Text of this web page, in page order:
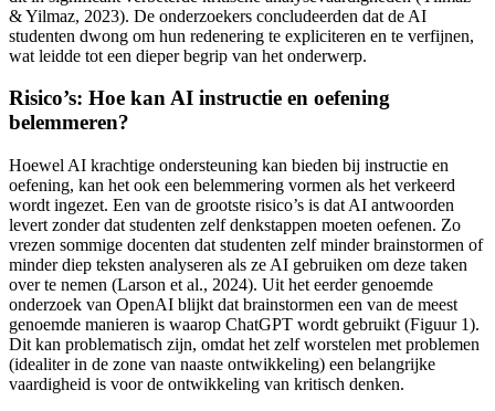
& Yilmaz, 2023). De onderzoekers concludeerden dat de AI
studenten dwong om hun redenering te expliciteren en te verfijnen,
wat leidde tot een dieper begrip van het onderwerp.
Risico’s: Hoe kan AI instructie en oefening
belemmeren?
Hoewel AI krachtige ondersteuning kan bieden bij instructie en
oefening, kan het ook een belemmering vormen als het verkeerd
wordt ingezet. Een van de grootste risico’s is dat AI antwoorden
levert zonder dat studenten zelf denkstappen moeten oefenen. Zo
vrezen sommige docenten dat studenten zelf minder brainstormen of
minder diep teksten analyseren als ze AI gebruiken om deze taken
over te nemen (Larson et al., 2024). Uit het eerder genoemde
onderzoek van OpenAI blijkt dat brainstormen een van de meest
genoemde manieren is waarop ChatGPT wordt gebruikt (Figuur 1).
Dit kan problematisch zijn, omdat het zelf worstelen met problemen
(idealiter in de zone van naaste ontwikkeling) een belangrijke
vaardigheid is voor de ontwikkeling van kritisch denken.